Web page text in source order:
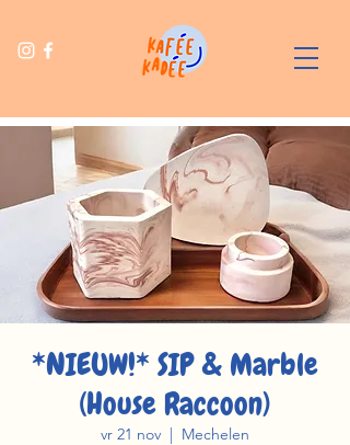
*NIEUW!* SIP & Marble
(House Raccoon)
vr 21 nov
  |
Mechelen